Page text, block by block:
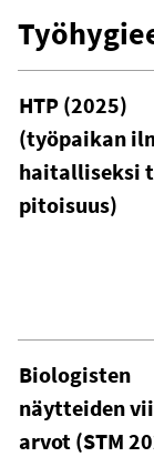
HTP (2025)
(työpaikan
haitalliseksi
pitoisuus)
Biologisten
näytteiden
arvot (STM